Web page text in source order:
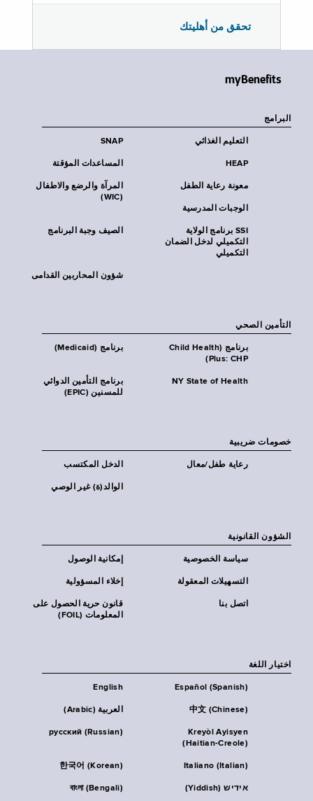
تحقق من أهليتك
myBenefits
البرامج
SNAP التعليم الغذائي
المساعدات المؤقتة HEAP
المرآة والرضع والاطفال
(WIC)
معونة رعاية الطفل
الوجبات المدرسية
الصيف وجبة البرنامج
SSI برنامج الولاية
التكميلي لدخل الضمان
التكميلي
شؤون المحاربين القدامى
التأمين الصحي
برنامج (Medicaid)
برنامج (Child Health
Plus: CHP)
برنامج التأمين الدوائي
للمسنين (EPIC)
NY State of Health
خصومات ضريبية
الدخل المكتسب رعاية طفل/معال
الوالد(ة) غير الوصي
الشؤون القانونية
إمكانية الوصول سياسة الخصوصية
إخلاء المسؤولية التسهيلات المعقولة
قانون حرية الحصول على
المعلومات (FOIL)
اتصل بنا
اختيار اللغة
English Español (Spanish)
العربية (Arabic) 中文 (Chinese)
русский (Russian)
Kreyòl Ayisyen
(Haitian-Creole)
한국어 (Korean) Italiano (Italian)
বাংলা (Bengali) אידיש (Yiddish)